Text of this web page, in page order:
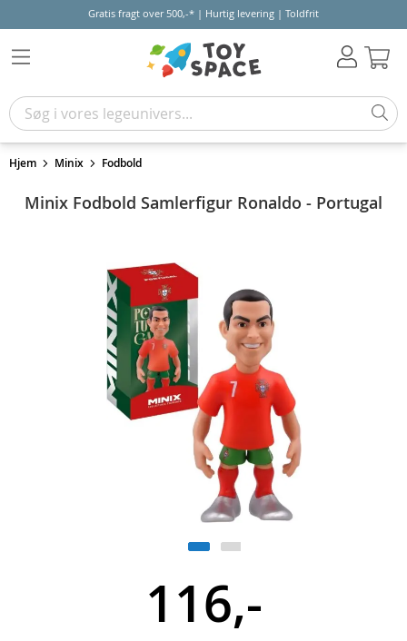
Gratis fragt over 500,-* | Hurtig levering | Toldfrit
Hjem Minix Fodbold
Minix Fodbold Samlerfigur Ronaldo - Portugal
116,-